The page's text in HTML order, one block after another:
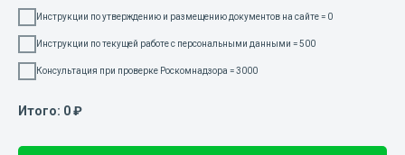
Инструкции по утверждению и размещению документов на сайте = 0
Инструкции по текущей работе с персональными данными = 500
Консультация при проверке Роскомнадзора = 3000
Итого: 0₽